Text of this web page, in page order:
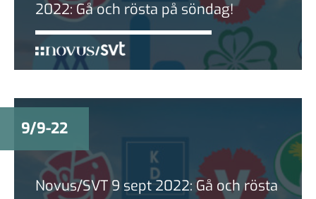
2022: Gå och rösta på söndag!
9/9-22
Novus/SVT 9 sept 2022: Gå och rösta